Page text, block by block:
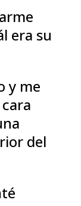
era su
y me
del